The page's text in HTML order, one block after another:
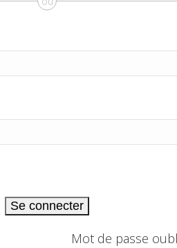
Se connecter
Mot de passe